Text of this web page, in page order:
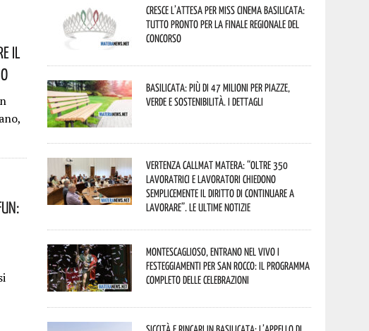
Il
Cresce l’attesa per Miss Cinema Basilicata:
tutto pronto per la finale regionale del
concorso
Basilicata: più di 47 milioni per piazze,
verde e sostenibilità. I dettagli
Vertenza CallMat Matera: “Oltre 350
lavoratrici e lavoratori chiedono
semplicemente il diritto di continuare a
lavorare”. Le ultime notizie
Montescaglioso, entrano nel vivo i
festeggiamenti per San Rocco: il programma
completo delle celebrazioni